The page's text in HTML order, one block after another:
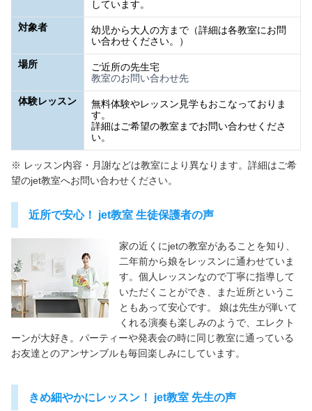
しています。
対象者
幼児から大人の方まで（詳細は各教室にお問
い合わせください。）
場所
ご近所の先生宅
教室のお問い合わせ先
体験レッスン
無料体験やレッスン見学もおこなっておりま
す。
詳細はご希望の教室までお問い合わせくださ
い。
※ レッスン内容・月謝などは教室により異なります。詳細はご希
望のjet教室へお問い合わせください。
近所で安心！ jet教室 生徒保護者の声
家の近くにjetの教室があることを知り、
二年前から娘をレッスンに通わせていま
す。個人レッスンなので丁寧に指導して
いただくことができ、また近所というこ
ともあって安心です。 娘は先生が弾いて
くれる演奏も楽しみのようで、エレクト
ーンが大好き。パーティーや発表会の時に同じ教室に通っている
お友達とのアンサンブルも毎回楽しみにしています。
きめ細やかにレッスン！ jet教室 先生の声